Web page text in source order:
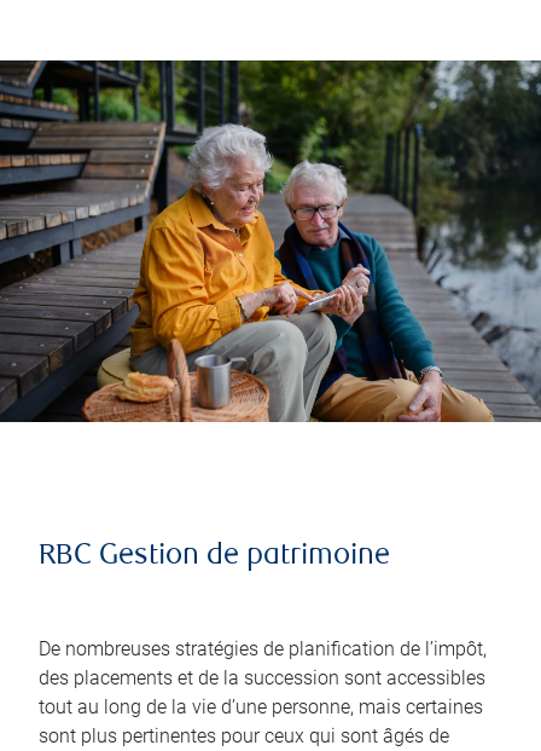
RBC Gestion de patrimoine
De nombreuses stratégies de planification de l’impôt,
des placements et de la succession sont accessibles
tout au long de la vie d’une personne, mais certaines
sont plus pertinentes pour ceux qui sont âgés de